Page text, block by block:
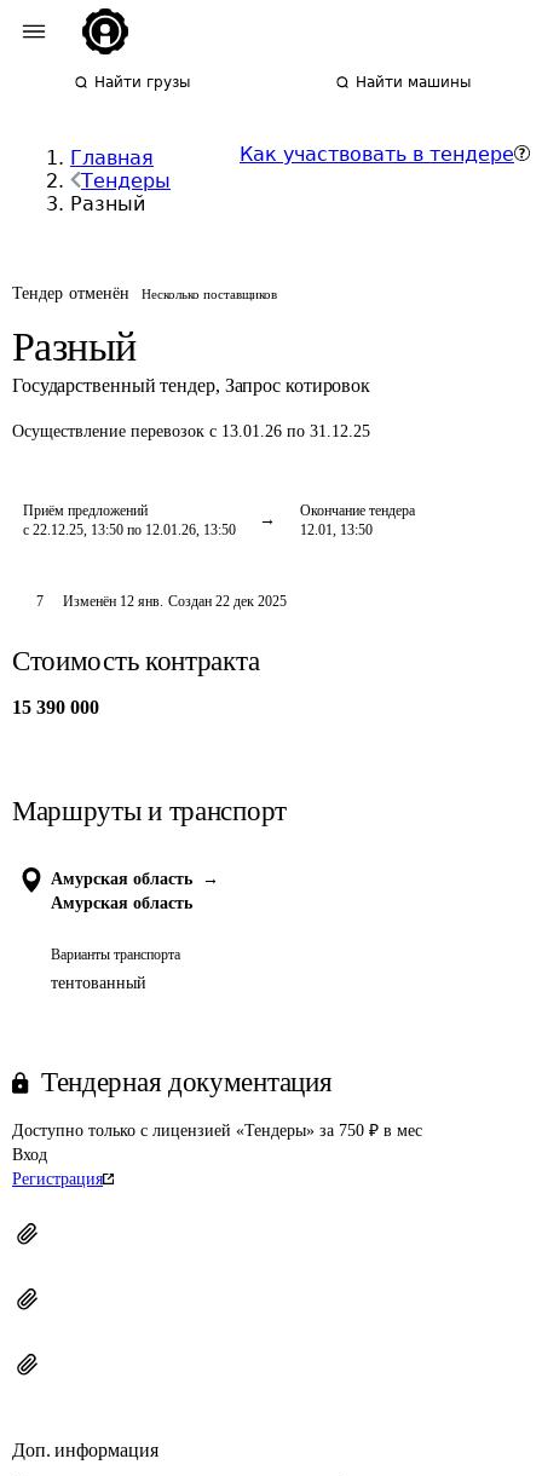
Найти грузы Найти машины
Главная
Тендеры
Разный
Как участвовать в тендере
Тендер отменён Несколько поставщиков
Разный
Государственный тендер, Запрос котировок
Осуществление перевозок с 13.01.26 по 31.12.25
Приём предложений
с 22.12.25, 13:50 по 12.01.26, 13:50
Окончание тендера
12.01, 13:50
7 Изменён 12 янв. Создан 22 дек 2025
Стоимость контракта
15 390 000
Маршруты и транспорт
Амурская область
→
Амурская область
Варианты транспорта
тентованный
Тендерная документация
Доступно только с лицензией «Тендеры» за 750 ₽ в мес
Вход
Регистрация
Доп. информация